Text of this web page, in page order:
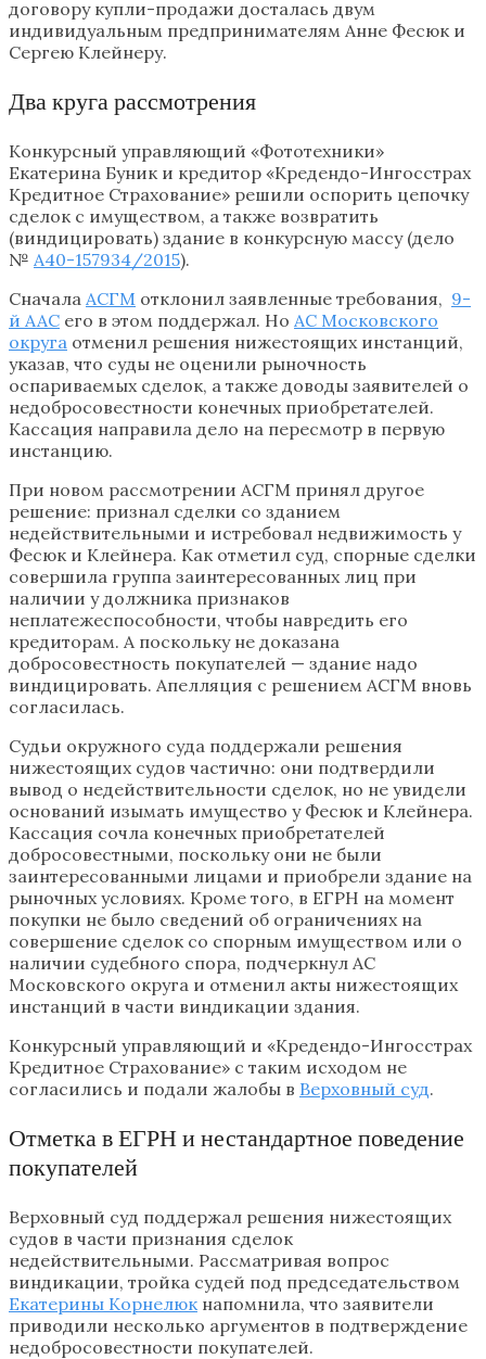
договору купли-продажи досталась двум
индивидуальным предпринимателям Анне Фесюк и
Сергею Клейнеру.
Два круга рассмотрения
Конкурсный управляющий «Фототехники»
Екатерина Буник и кредитор «Кредендо-Ингосстрах
Кредитное Страхование» решили оспорить цепочку
сделок с имуществом, а также возвратить
(виндицировать) здание в конкурсную массу (дело
№ А40-157934/2015).
Сначала АСГМ отклонил заявленные требования, 9-
й ААС его в этом поддержал. Но АС Московского
округа отменил решения нижестоящих инстанций,
указав, что суды не оценили рыночность
оспариваемых сделок, а также доводы заявителей о
недобросовестности конечных приобретателей.
Кассация направила дело на пересмотр в первую
инстанцию.
При новом рассмотрении АСГМ принял другое
решение: признал сделки со зданием
недействительными и истребовал недвижимость у
Фесюк и Клейнера. Как отметил суд, спорные сделки
совершила группа заинтересованных лиц при
наличии у должника признаков
неплатежеспособности, чтобы навредить его
кредиторам. А поскольку не доказана
добросовестность покупателей — здание надо
виндицировать. Апелляция с решением АСГМ вновь
согласилась.
Судьи окружного суда поддержали решения
нижестоящих судов частично: они подтвердили
вывод о недействительности сделок, но не увидели
оснований изымать имущество у Фесюк и Клейнера.
Кассация сочла конечных приобретателей
добросовестными, поскольку они не были
заинтересованными лицами и приобрели здание на
рыночных условиях. Кроме того, в ЕГРН на момент
покупки не было сведений об ограничениях на
совершение сделок со спорным имуществом или о
наличии судебного спора, подчеркнул АС
Московского округа и отменил акты нижестоящих
инстанций в части виндикации здания.
Конкурсный управляющий и «Кредендо-Ингосстрах
Кредитное Страхование» с таким исходом не
согласились и подали жалобы в Верховный суд.
Отметка в ЕГРН и нестандартное поведение
покупателей
Верховный суд поддержал решения нижестоящих
судов в части признания сделок
недействительными. Рассматривая вопрос
виндикации, тройка судей под председательством
Екатерины Корнелюк напомнила, что заявители
приводили несколько аргументов в подтверждение
недобросовестности покупателей.